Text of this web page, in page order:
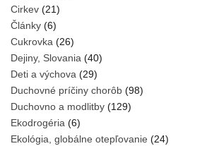
Cirkev (21)
Články (6)
Cukrovka (26)
Dejiny, Slovania (40)
Deti a výchova (29)
Duchovné príčiny chorôb (98)
Duchovno a modlitby (129)
Ekodrogéria (6)
Ekológia, globálne otepľovanie (24)